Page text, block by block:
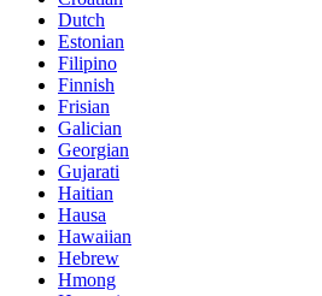
Dutch
Estonian
Filipino
Finnish
Frisian
Galician
Georgian
Gujarati
Haitian
Hausa
Hawaiian
Hebrew
Hmong